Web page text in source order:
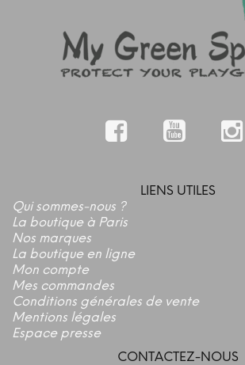
LIENS UTILES
Qui sommes-nous ?
La boutique à Paris
Nos marques
La boutique en ligne
Mon compte
Mes commandes
Conditions générales de vente
Mentions légales
Espace presse
CONTACTEZ-NOUS